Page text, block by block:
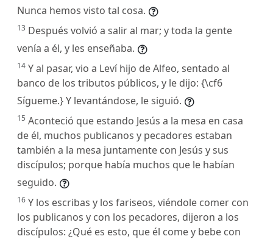
Nunca hemos visto tal cosa.
13 Después volvió a salir al mar; y toda la gente
venía a él, y les enseñaba.
14 Y al pasar, vio a Leví hijo de Alfeo, sentado al
banco de los tributos públicos, y le dijo: {\cf6
Sígueme.} Y levantándose, le siguió.
15 Aconteció que estando Jesús a la mesa en casa
de él, muchos publicanos y pecadores estaban
también a la mesa juntamente con Jesús y sus
discípulos; porque había muchos que le habían
seguido.
16 Y los escribas y los fariseos, viéndole comer con
los publicanos y con los pecadores, dijeron a los
discípulos: ¿Qué es esto, que él come y bebe con